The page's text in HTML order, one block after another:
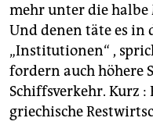
mehr unter die
Und denen täte es in
„Institutionen“ ,
fordern auch höhere
Schiffsverkehr. Kurz
griechische